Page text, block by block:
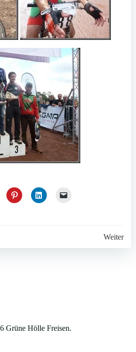
Post
Weiter
Grüne Hölle Freisen.